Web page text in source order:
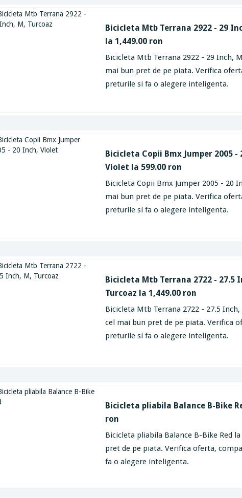
Bicicleta Mtb Terrana 2922 - 29
la 1,449.00 ron
Bicicleta Mtb Terrana 2922 - 29 Inch,
mai bun pret de pe piata. Verifica
preturile si fa o alegere inteligenta.
Bicicleta Copii Bmx Jumper 2005 -
Violet la 599.00 ron
Bicicleta Copii Bmx Jumper 2005 - 20
mai bun pret de pe piata. Verifica
preturile si fa o alegere inteligenta.
Bicicleta Mtb Terrana 2722 - 27.5
Turcoaz la 1,449.00 ron
Bicicleta Mtb Terrana 2722 - 27.5 Inch,
cel mai bun pret de pe piata. Verifica
preturile si fa o alegere inteligenta.
Bicicleta pliabila Balance B-Bike
ron
Bicicleta pliabila Balance B-Bike Red
pret de pe piata. Verifica oferta,
fa o alegere inteligenta.